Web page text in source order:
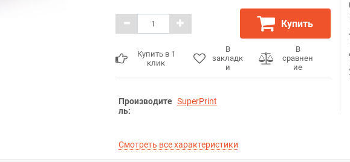
Купить
Купить в 1
клик
В
закладк
и
В
сравнен
ие
Производите
ль:
SuperPrint
Смотреть все характеристики